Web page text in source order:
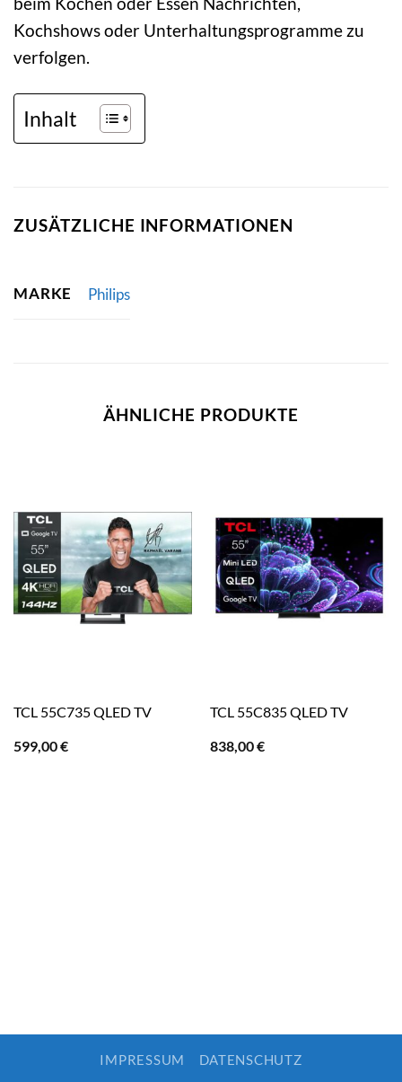
Kochshows oder Unterhaltungsprogramme zu
verfolgen.
Inhalt
ZUSÄTZLICHE INFORMATIONEN
MARKE Philips
ÄHNLICHE PRODUKTE
TCL 55C735 QLED TV
599,00€
TCL 55C835 QLED TV
838,00€
IMPRESSUM DATENSCHUTZ